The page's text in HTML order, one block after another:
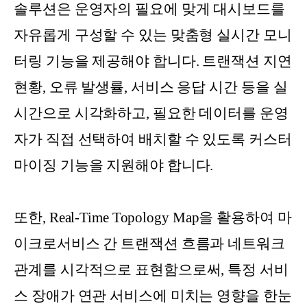
솔루션은 운영자의 필요에 맞게 대시보드를
자유롭게 구성할 수 있는 맞춤형 실시간 모니
터링 기능을 제공해야 합니다. 트랜잭션 지연
현황, 오류 발생률, 서비스 응답 시간 등을 실
시간으로 시각화하고, 필요한 데이터를 운영
자가 직접 선택하여 배치할 수 있도록 커스터
마이징 기능을 지원해야 합니다.
또한, Real-Time Topology Map을 활용하여 마
이크로서비스 간 트랜잭션 흐름과 네트워크
관계를 시각적으로 표현함으로써, 특정 서비
스 장애가 연관 서비스에 미치는 영향을 한눈